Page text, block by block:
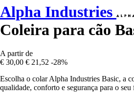
Alpha Industries
Coleira para cão
A partir de
€ 30,00 € 21,52 -28%
Escolha o colar Alpha Industries Basic, a
qualidade, conforto e segurança para o